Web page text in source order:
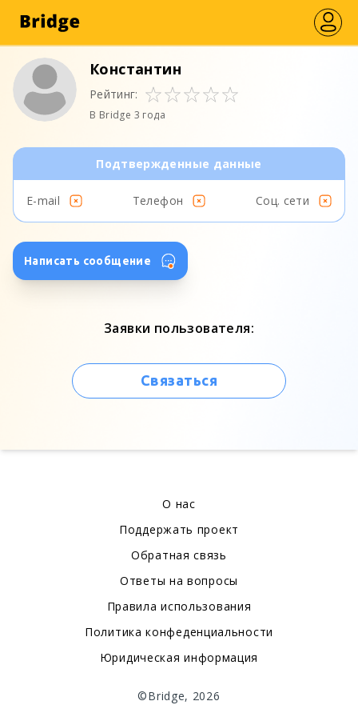
Константин
Рейтинг:
В Bridge 3 года
Подтвержденные данные
E-mail Телефон Соц. сети
Написать сообщение
Заявки пользователя:
Связаться
О нас
Поддержать проект
Обратная связь
Ответы на вопросы
Правила использования
Политика конфеденциальности
Юридическая информация
©Bridge, 2026